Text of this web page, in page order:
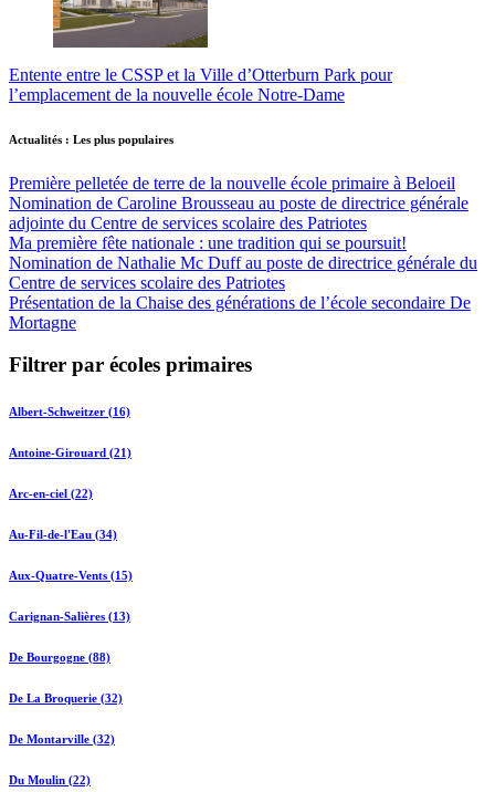
Entente entre le CSSP et la Ville d’Otterburn Park pour
l’emplacement de la nouvelle école Notre-Dame
Actualités : Les plus populaires
Première pelletée de terre de la nouvelle école primaire à Beloeil
Nomination de Caroline Brousseau au poste de directrice générale
adjointe du Centre de services scolaire des Patriotes
Ma première fête nationale : une tradition qui se poursuit!
Nomination de Nathalie Mc Duff au poste de directrice générale du
Centre de services scolaire des Patriotes
Présentation de la Chaise des générations de l’école secondaire De
Mortagne
Filtrer par écoles primaires
Albert-Schweitzer (16)
Antoine-Girouard (21)
Arc-en-ciel (22)
Au-Fil-de-l'Eau (34)
Aux-Quatre-Vents (15)
Carignan-Salières (13)
De Bourgogne (88)
De La Broquerie (32)
De Montarville (32)
Du Moulin (22)